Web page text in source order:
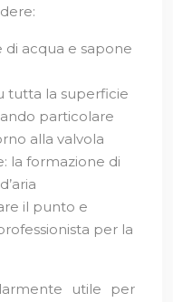
di acqua e sapone
tutta la superficie
particolare
alla valvola
la formazione di
il punto e
per la
utile per